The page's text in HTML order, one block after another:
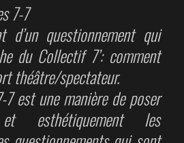
7-7
d’un questionnement qui
du Collectif 7’: comment
théâtre/spectateur.
7 est une manière de poser
et esthétiquement les